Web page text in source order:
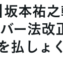
坂本祐
ー法改
払しょ